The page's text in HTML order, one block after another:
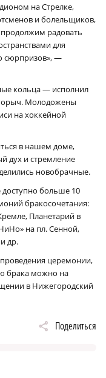
на Стрелке,
и болельщиков,
радовать
для
сюрпризов», —
кольца — исполнил
Молодожены
на хоккейной
в нашем доме,
дух и стремление
новобрачные.
больше 10
бракосочетания:
Планетарий в
на пл. Сенной,
др.
церемонии,
брака можно на
в Нижегородский
Поделиться